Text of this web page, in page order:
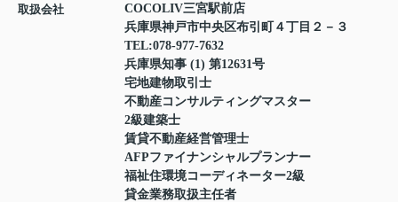
取扱会社
COCOLIV三宮駅前店
兵庫県神戸市中央区布引町４丁目２－３
TEL:078-977-7632
兵庫県知事 (1) 第12631号
宅地建物取引士
不動産コンサルティングマスター
2級建築士
賃貸不動産経営管理士
AFPファイナンシャルプランナー
福祉住環境コーディネーター2級
貸金業務取扱主任者